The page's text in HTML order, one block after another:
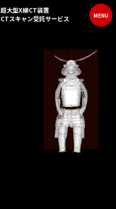
超大型X線CT装置
CTスキャン受託サービス
MENU